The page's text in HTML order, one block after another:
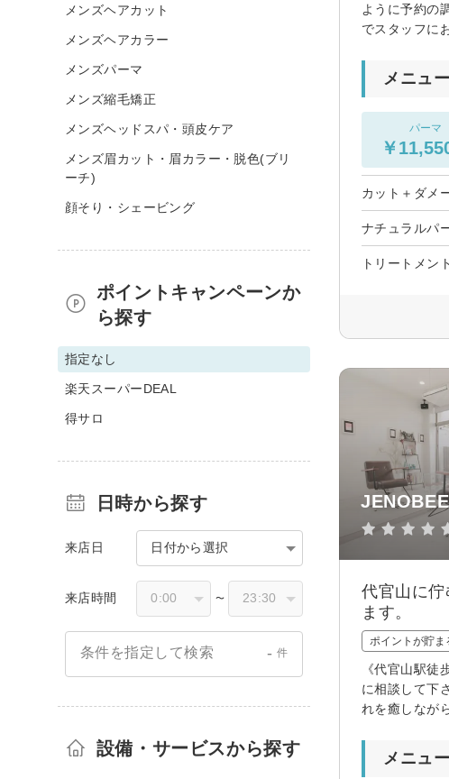
ように予約の
でスタッフに
メニュ
パーマ
￥
カット＋ダメ
ナチュラルパ
トリートメン
JENOBEE
代官山に
ます。
ポイントが貯ま
《代官山駅
に相談して下
れを癒しなが
メニュ
メンズヘアカット
メンズヘアカラー
メンズパーマ
メンズ縮毛矯正
メンズヘッドスパ・頭皮ケア
メンズ眉カット・眉カラー・脱色(ブリ
ーチ)
顔そり・シェービング
ポイントキャンペーンか
ら探す
指定なし
楽天スーパーDEAL
得サロ
日時から探す
来店日 日付から選択
来店時間 〜
条件を指定して検索 - 件
設備・サービスから探す